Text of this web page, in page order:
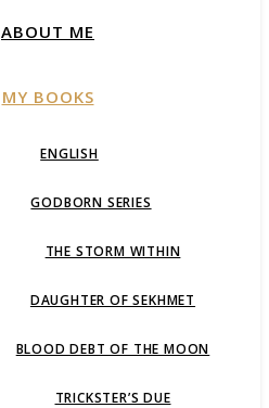
ABOUT ME
MY BOOKS
ENGLISH
GODBORN SERIES
THE STORM WITHIN
DAUGHTER OF SEKHMET
BLOOD DEBT OF THE MOON
TRICKSTER’S DUE